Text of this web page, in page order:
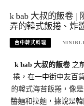
k bab 大叔的飯卷 |
弄的韓式飯捲、炸
台中韓式料理
k bab 大叔的飯卷之
捲，在一中街中友百
的韓式海苔飯捲，像
醬麵和拉麵，據說是